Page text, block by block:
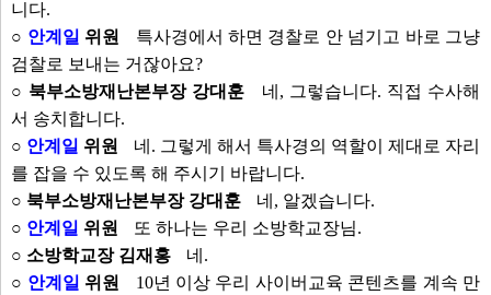
니다.
○ 안계일 위원
특사경에서 하면 경찰로 안 넘기고 바로 그냥
검찰로 보내는 거잖아요?
○ 북부소방재난본부장 강대훈
네, 그렇습니다. 직접 수사해
서 송치합니다.
○ 안계일 위원
네. 그렇게 해서 특사경의 역할이 제대로 자리
를 잡을 수 있도록 해 주시기 바랍니다.
○ 북부소방재난본부장 강대훈
네, 알겠습니다.
○ 안계일 위원
또 하나는 우리 소방학교장님.
○ 소방학교장 김재홍
네.
○ 안계일 위원
10년 이상 우리 사이버교육 콘텐츠를 계속 만